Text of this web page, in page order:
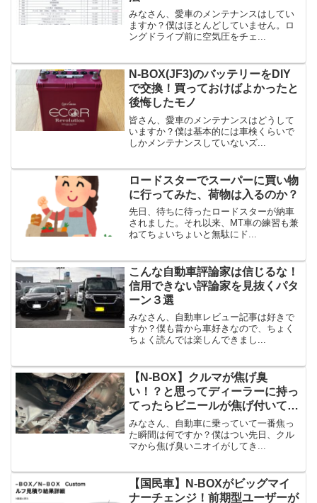
みなさん、愛車のメンテナンスはしてい
ますか？僕はほとんどしていません。ロ
ングドライブ前に空気圧をチェ...
N-BOX(JF3)のバッテリーをDIY
で交換！買っておけばよかったと
後悔したモノ
皆さん、愛車のメンテナンスはどうして
いますか？僕は基本的には車検くらいで
しかメンテナンスしていないズ...
ロードスターでスーパーに買い物
に行ってみた、荷物は入るのか？
先日、待ちに待ったロードスターが納車
されました。それ以来、MT車の練習も兼
ねてちょいちょいと無駄にド...
こんな自動車評論家は信じるな！
信用できない評論家を見抜くパタ
ーン３選
みなさん、自動車レビュー記事は好きで
すか？僕も昔から車好きなので、ちょく
ちょく読んでは楽しんできまし...
【N-BOX】クルマが焦げ臭
い！？と思ってディーラーに持っ
てったらビニールが焦げ付いてた
話
みなさん、自動車に乗っていて一番焦っ
た瞬間は何ですか？僕はつい先日、クル
マから焦げ臭いニオイがしてき...
【国民車】N-BOXがビッグマイ
ナーチェンジ！前期型ユーザーが